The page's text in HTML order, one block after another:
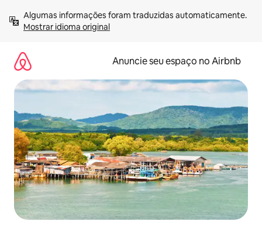
para
Mostrar idioma original
Anuncie seu espaço no Airbnb